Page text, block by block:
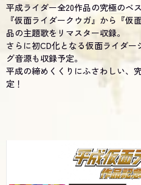
平成ライダー全20作品の究極のベ
『仮面ライダークウガ』から『仮
品の主題歌をリマスター収録。
さらに初CD化となる仮面ライダ
グ音源も収録予定。
平成の締めくくりにふさわしい、
定！